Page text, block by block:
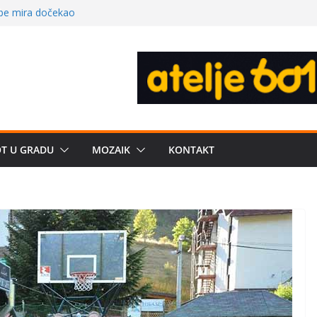
– električni
može li
projekat: Gde
Umesto
U GRADU MOZAIK KONTAKT